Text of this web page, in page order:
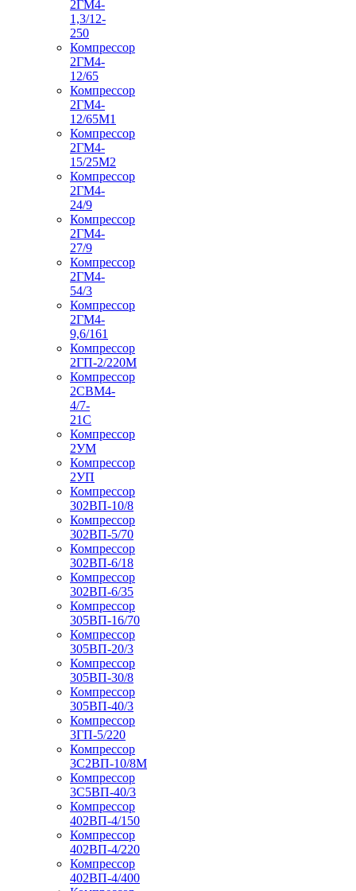
2ГМ4-
1,3/12-
250
Компрессор
2ГМ4-
12/65
Компрессор
2ГМ4-
12/65М1
Компрессор
2ГМ4-
15/25М2
Компрессор
2ГМ4-
24/9
Компрессор
2ГМ4-
27/9
Компрессор
2ГМ4-
54/3
Компрессор
2ГМ4-
9,6/161
Компрессор
2ГП-2/220М
Компрессор
2СВМ4-
4/7-
21С
Компрессор
2УМ
Компрессор
2УП
Компрессор
302ВП-10/8
Компрессор
302ВП-5/70
Компрессор
302ВП-6/18
Компрессор
302ВП-6/35
Компрессор
305ВП-16/70
Компрессор
305ВП-20/3
Компрессор
305ВП-30/8
Компрессор
305ВП-40/3
Компрессор
3ГП-5/220
Компрессор
3С2ВП-10/8М
Компрессор
3С5ВП-40/3
Компрессор
402ВП-4/150
Компрессор
402ВП-4/220
Компрессор
402ВП-4/400